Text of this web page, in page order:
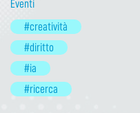
Eventi
#creatività
#diritto
#ia
#ricerca